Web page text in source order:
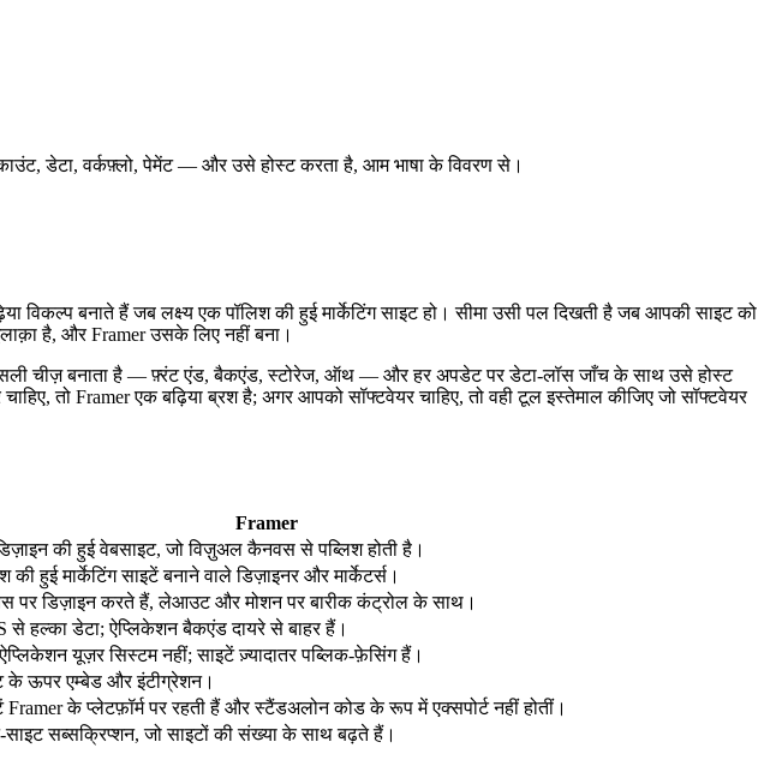
डेटा, वर्कफ़्लो, पेमेंट — और उसे होस्ट करता है, आम भाषा के विवरण से।
बनाते हैं जब लक्ष्य एक पॉलिश की हुई मार्केटिंग साइट हो। सीमा उसी पल दिखती है जब आपकी साइट को
है, और Framer उसके लिए नहीं बना।
असली चीज़ बनाता है — फ़्रंट एंड, बैकएंड, स्टोरेज, ऑथ — और हर अपडेट पर डेटा-लॉस जाँच के साथ उसे होस्ट
तो Framer एक बढ़िया ब्रश है; अगर आपको सॉफ्टवेयर चाहिए, तो वही टूल इस्तेमाल कीजिए जो सॉफ्टवेयर
Framer
की हुई वेबसाइट, जो विज़ुअल कैनवस से पब्लिश होती है।
की हुई मार्केटिंग साइटें बनाने वाले डिज़ाइनर और मार्केटर्स।
पर डिज़ाइन करते हैं, लेआउट और मोशन पर बारीक कंट्रोल के साथ।
से हल्का डेटा; ऐप्लिकेशन बैकएंड दायरे से बाहर हैं।
यूज़र सिस्टम नहीं; साइटें ज़्यादातर पब्लिक-फ़ेसिंग हैं।
के ऊपर एम्बेड और इंटीग्रेशन।
Framer के प्लेटफ़ॉर्म पर रहती हैं और स्टैंडअलोन कोड के रूप में एक्सपोर्ट नहीं होतीं।
साइट सब्सक्रिप्शन, जो साइटों की संख्या के साथ बढ़ते हैं।